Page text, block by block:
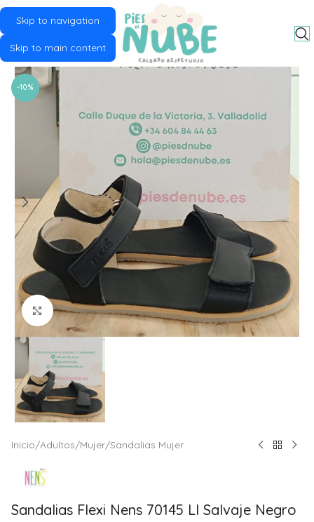
Skip to navigation
Skip to main content
-10%
Click to enlarge
Inicio/Adultos/Mujer/Sandalias Mujer
Sandalias Flexi Nens 70145 LI Salvaje Negro